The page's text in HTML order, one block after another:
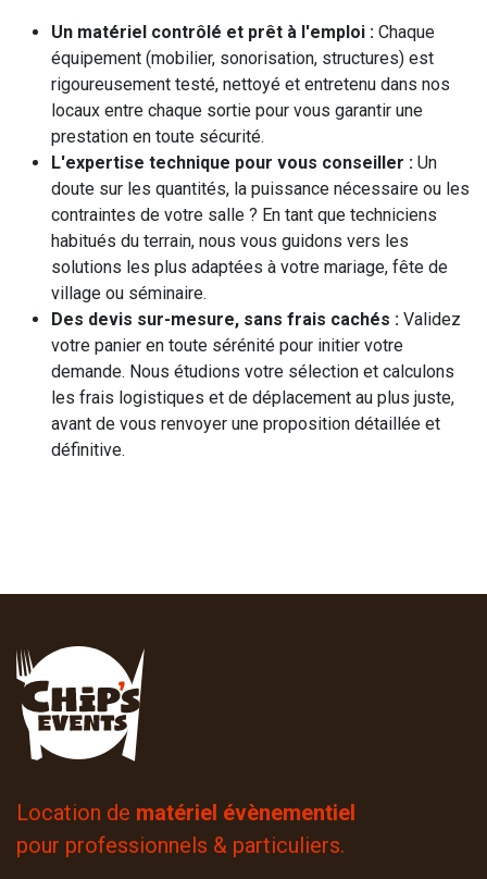
Un matériel contrôlé et prêt à l'emploi : Chaque
équipement (mobilier, sonorisation, structures) est
rigoureusement testé, nettoyé et entretenu dans nos
locaux entre chaque sortie pour vous garantir une
prestation en toute sécurité.
L'expertise technique pour vous conseiller : Un
doute sur les quantités, la puissance nécessaire ou les
contraintes de votre salle ? En tant que techniciens
habitués du terrain, nous vous guidons vers les
solutions les plus adaptées à votre mariage, fête de
village ou séminaire.
Des devis sur-mesure, sans frais cachés : Validez
votre panier en toute sérénité pour initier votre
demande. Nous étudions votre sélection et calculons
les frais logistiques et de déplacement au plus juste,
avant de vous renvoyer une proposition détaillée et
définitive.
Location de matériel évènementiel
pour professionnels & particuliers.